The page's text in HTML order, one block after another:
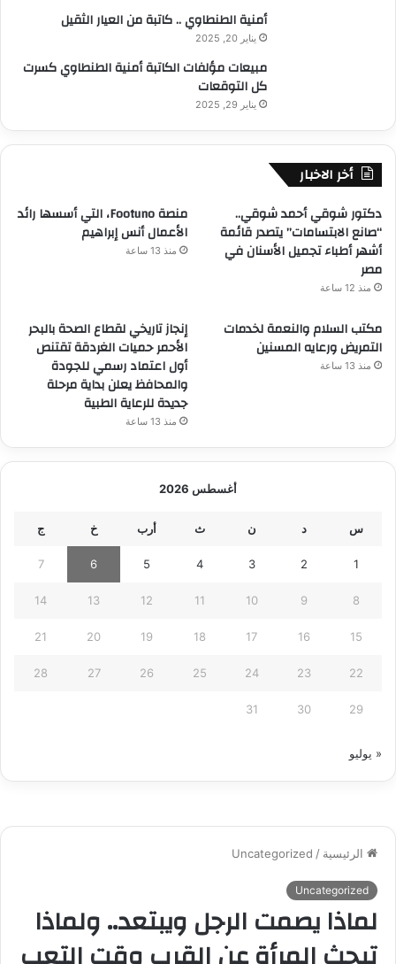
أمنية الطنطاوي .. كاتبة من العيار الثقيل
يناير 20, 2025
مبيعات مؤلفات الكاتبة أمنية الطنطاوي كسرت
كل التوقعات
يناير 29, 2025
أخر الاخبار
دكتور شوقي أحمد شوقي..
“صانع الابتسامات” يتصدر قائمة
أشهر أطباء تجميل الأسنان في
مصر
منذ 12 ساعة
منصة Footuno، التي أسسها رائد
الأعمال أنس إبراهيم
منذ 13 ساعة
مكتب السلام والنعمة لخدمات
التمريض ورعايه المسنين
منذ 13 ساعة
إنجاز تاريخي لقطاع الصحة بالبحر
الأحمر حميات الغردقة تقتنص
أول اعتماد رسمي للجودة
والمحافظ يعلن بداية مرحلة
جديدة للرعاية الطبية
منذ 13 ساعة
أغسطس 2026
س د ن ث أرب خ ج
1
2
3
4
5
6
7
8
9
10
11
12
13
14
15
16
17
18
19
20
21
22
23
24
25
26
27
28
29
30
31
« يوليو